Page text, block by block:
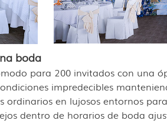
boda
para 200 invitados con una
impredecibles
ordinarios en lujosos entornos
dentro de horarios de boda